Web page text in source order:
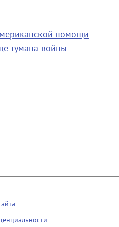
помощи
тумана войны